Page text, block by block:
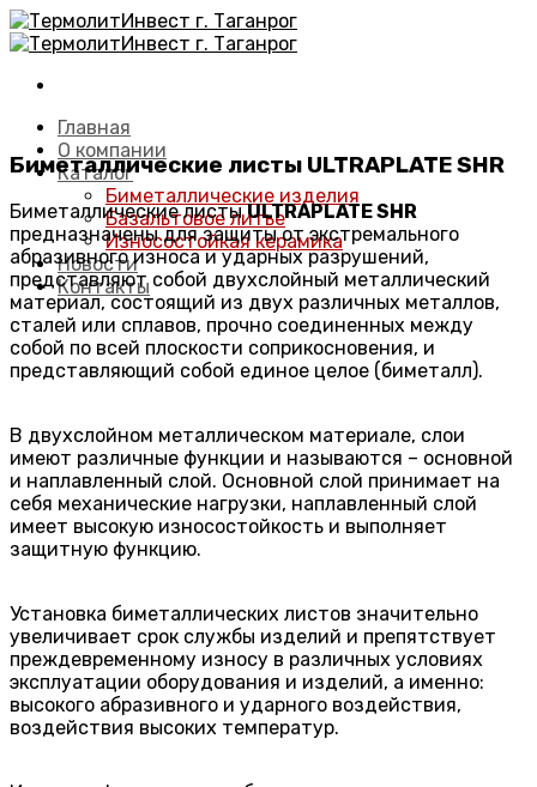
Skip
to
Главная
О компании
Каталог
Биметаллические изделия
Базальтовое литье
Износостойкая керамика
Новости
Контакты
Биметаллические листы ULTRAPLATE SHR
Биметаллические листыULTRAPLATE SHR
предназначены для защиты от экстремального
абразивного износа и ударных разрушений,
представляют собой двухслойный металлический
материал, состоящий из двух различных металлов,
сталей или сплавов, прочно соединенных между
собой по всей плоскости соприкосновения, и
представляющий собой единое целое (биметалл).
В двухслойном металлическом материале, слои
имеют различные функции и называются – основной
и наплавленный слой. Основной слой принимает на
себя механические нагрузки, наплавленный слой
имеет высокую износостойкость и выполняет
защитную функцию.
Установка биметаллических листов значительно
увеличивает срок службы изделий и препятствует
преждевременному износу в различных условиях
эксплуатации оборудования и изделий, а именно:
высокого абразивного и ударного воздействия,
воздействия высоких температур.